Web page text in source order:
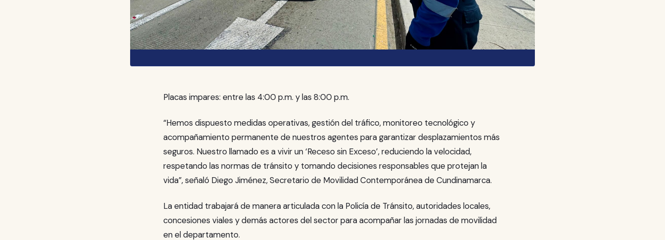
Placas impares: entre las 4:00 p.m. y las 8:00 p.m.
“Hemos dispuesto medidas operativas, gestión del tráfico, monitoreo tecnológico y
acompañamiento permanente de nuestros agentes para garantizar desplazamientos más
seguros. Nuestro llamado es a vivir un ‘Receso sin Exceso’, reduciendo la velocidad,
respetando las normas de tránsito y tomando decisiones responsables que protejan la
vida”, señaló Diego Jiménez, Secretario de Movilidad Contemporánea de Cundinamarca.
La entidad trabajará de manera articulada con la Policía de Tránsito, autoridades locales,
concesiones viales y demás actores del sector para acompañar las jornadas de movilidad
en el departamento.